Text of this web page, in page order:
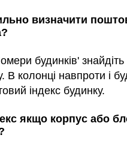
визначити
будинків'
В колонці навпроти і
індекс будинку.
якщо корпус або